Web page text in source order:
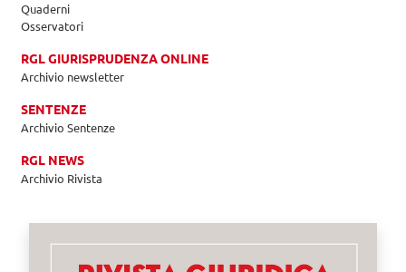
Quaderni
Osservatori
RGL GIURISPRUDENZA ONLINE
Archivio newsletter
SENTENZE
Archivio Sentenze
RGL NEWS
Archivio Rivista